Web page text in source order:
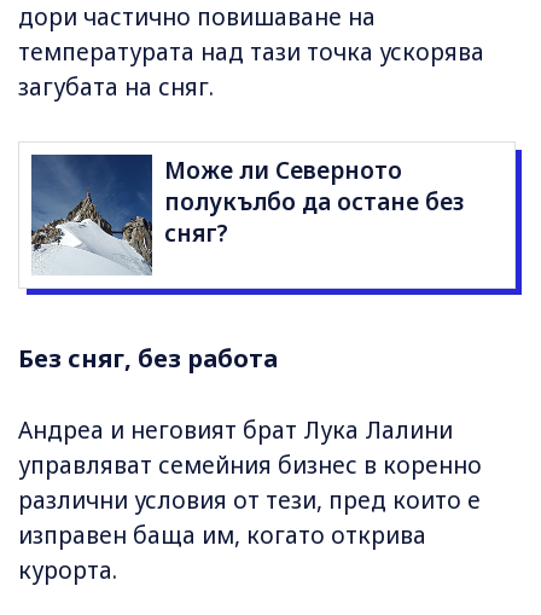
дори частично повишаване на
температурата над тази точка ускорява
загубата на сняг.
Може ли Северното
полукълбо да остане без
сняг?
Без сняг, без работа
Андреа и неговият брат Лука Лалини
управляват семейния бизнес в коренно
различни условия от тези, пред които е
изправен баща им, когато открива
курорта.